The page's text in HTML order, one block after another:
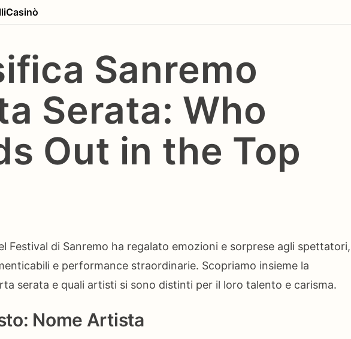
Casinò
Sanremo
Serata: Who
Out in the Top
Festival di Sanremo ha regalato emozioni e sorprese agli spettatori,
e performance straordinarie. Scopriamo insieme la
serata e quali artisti si sono distinti per il loro talento e carisma.
Nome Artista